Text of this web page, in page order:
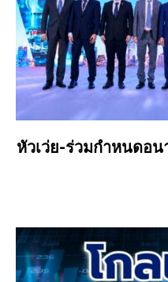
หัวเว่ย-ร่วมกำหนดอ